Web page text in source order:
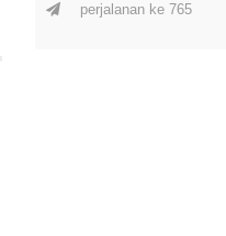
perjalanan ke 765